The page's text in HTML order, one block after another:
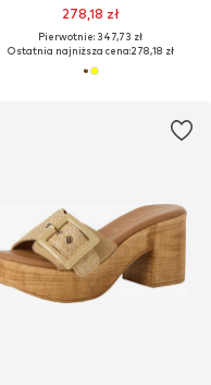
278,18 zł
Pierwotnie: 347,73 zł
Ostatnia najniższa cena:278,18 zł